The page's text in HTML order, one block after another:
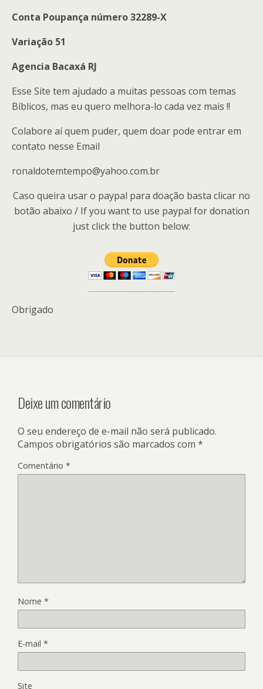
Conta Poupança número 32289-X
Variação 51
Agencia Bacaxá RJ
Esse Site tem ajudado a muitas pessoas com temas
Bíblicos, mas eu quero melhora-lo cada vez mais !!
Colabore aí quem puder, quem doar pode entrar em
contato nesse Email
ronaldotemtempo@yahoo.com.br
Caso queira usar o paypal para doação basta clicar no
botão abaixo / If you want to use paypal for donation
just click the button below:
Obrigado
Deixe um comentário
O seu endereço de e-mail não será publicado.
Campos obrigatórios são marcados com *
Comentário *
Nome *
E-mail *
Site